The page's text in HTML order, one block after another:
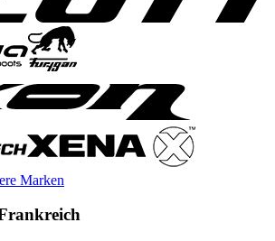
Marken